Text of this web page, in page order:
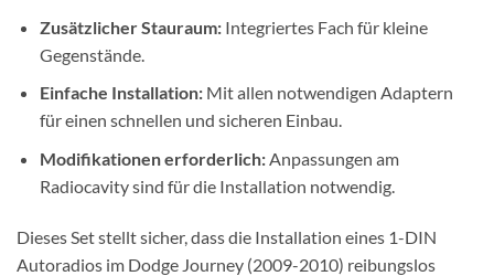
Zusätzlicher Stauraum:Integriertes Fach für kleine
Gegenstände.
Einfache Installation:Mit allen notwendigen Adaptern
für einen schnellen und sicheren Einbau.
Modifikationen erforderlich:Anpassungen am
Radiocavity sind für die Installation notwendig.
Dieses Set stellt sicher, dass die Installation eines 1-DIN
Autoradios im Dodge Journey (2009-2010) reibungslos